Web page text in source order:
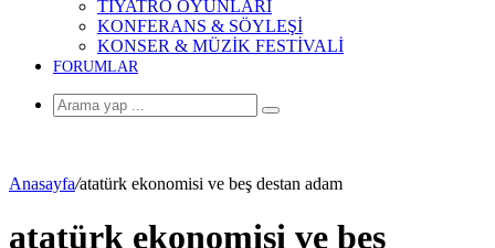
TİYATRO OYUNLARI
KONFERANS & SÖYLEŞİ
KONSER & MÜZİK FESTİVALİ
FORUMLAR
Arama
Anasayfa/atatürk ekonomisi ve beş destan adam
atatürk ekonomisi ve beş